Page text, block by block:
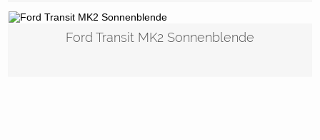
Ford Transit MK2 Sonnenblende